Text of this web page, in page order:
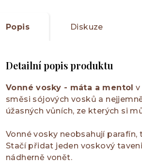
Popis Diskuze
Detailní popis produktu
Vonné vosky - máta a mentol v
směsi sójových vosků a
úžasných vůních, ze kterých si
Vonné vosky neobsahují
Stačí přidat jeden voskový
nádherně vonět.